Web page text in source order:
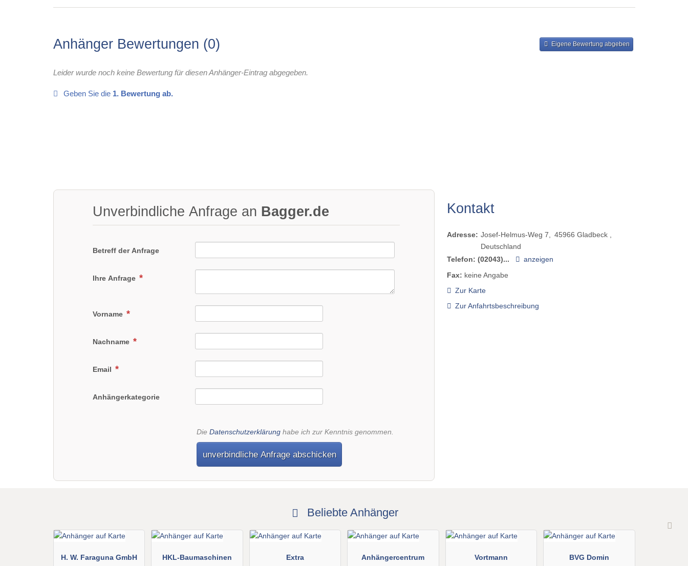
Anhänger Bewertungen 0 Eigene Bewertung abgeben
Leider wurde noch keine Bewertung für diesen Anhänger-Eintrag abgegeben.
Geben Sie die 1. Bewertung ab.
Unverbindliche Anfrage an Bagger.de
Betreff der Anfrage
Ihre Anfrage
Vorname
Nachname
Email
Anhängerkategorie
DieDatenschutzerklärung habe ich zur Kenntnis genommen.
unverbindliche Anfrage abschicken
Kontakt
Adresse: Josef-Helmus-Weg 7 45966 Gladbeck
Deutschland
Telefon: (02043)...
anzeigen
Fax: keine Angabe
Zur Karte
Zur Anfahrtsbeschreibung
Beliebte Anhänger
H. W. Faraguna GmbH
HKL-Baumaschinen
Extra
Anhängercentrum
Vortmann
BVG Domin